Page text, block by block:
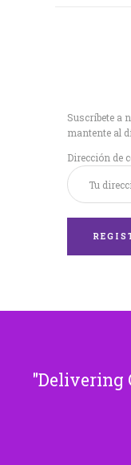
Suscríbete a
mantente al
Dirección de
Delivering